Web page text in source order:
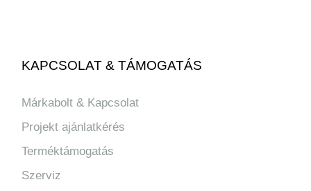
KAPCSOLAT & TÁMOGATÁS
Márkabolt & Kapcsolat
Projekt ajánlatkérés
Terméktámogatás
Szerviz